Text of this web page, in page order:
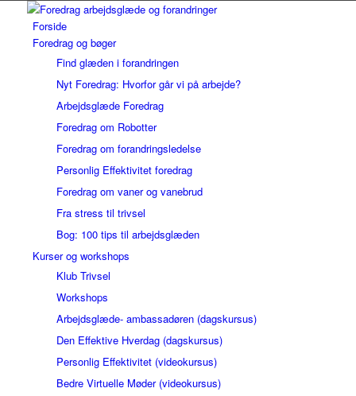
Forside
Foredrag og bøger
Find glæden i forandringen
Nyt Foredrag: Hvorfor går vi på arbejde?
Arbejdsglæde Foredrag
Foredrag om Robotter
Foredrag om forandringsledelse
Personlig Effektivitet foredrag
Foredrag om vaner og vanebrud
Fra stress til trivsel
Bog: 100 tips til arbejdsglæden
Kurser og workshops
Klub Trivsel
Workshops
Arbejdsglæde- ambassadøren (dagskursus)
Den Effektive Hverdag (dagskursus)
Personlig Effektivitet (videokursus)
Bedre Virtuelle Møder (videokursus)